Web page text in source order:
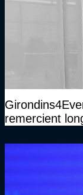
remercient